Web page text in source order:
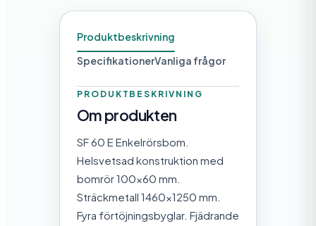
Produktbeskrivning
SpecifikationerVanliga frågor
PRODUKTBESKRIVNING
Om produkten
SF 60 E Enkelrörsbom.
Helsvetsad konstruktion med
bomrör 100×60 mm.
Sträckmetall 1460×1250 mm.
Fyra förtöjningsbyglar. Fjädrande